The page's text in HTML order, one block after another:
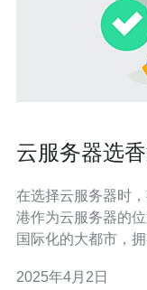
云服务器选
在选择云服务器时
港作为云服务器的
国际化的大都市，
心，毗邻中国大陆
2025年4月2日